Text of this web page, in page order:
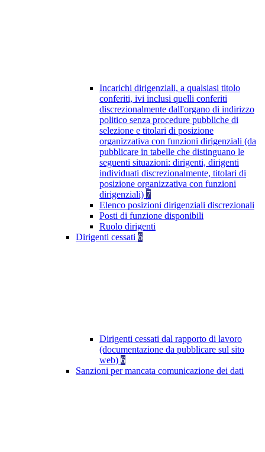
Incarichi dirigenziali, a qualsiasi titolo
conferiti, ivi inclusi quelli conferiti
discrezionalmente dall'organo di indirizzo
politico senza procedure pubbliche di
selezione e titolari di posizione
organizzativa con funzioni dirigenziali (da
pubblicare in tabelle che distinguano le
seguenti situazioni: dirigenti, dirigenti
individuati discrezionalmente, titolari di
posizione organizzativa con funzioni
dirigenziali) 7
Elenco posizioni dirigenziali discrezionali
Posti di funzione disponibili
Ruolo dirigenti
Dirigenti cessati 6
Dirigenti cessati dal rapporto di lavoro
(documentazione da pubblicare sul sito
web) 6
Sanzioni per mancata comunicazione dei dati